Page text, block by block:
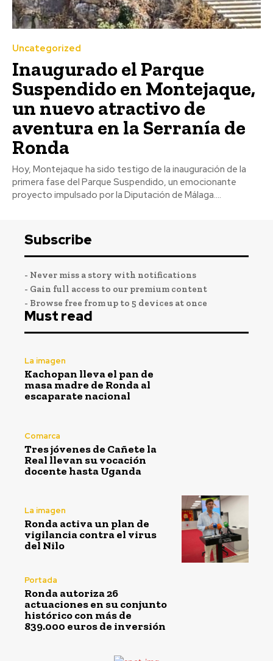
Uncategorized
Inaugurado el Parque
Suspendido en Montejaque,
un nuevo atractivo de
aventura en la Serranía de
Ronda
Hoy, Montejaque ha sido testigo de la inauguración de la
primera fase del Parque Suspendido, un emocionante
proyecto impulsado por la Diputación de Málaga....
Subscribe
- Never miss a story with notifications
- Gain full access to our premium content
- Browse free from up to 5 devices at once
Must read
La imagen
Kachopan lleva el pan de
masa madre de Ronda al
escaparate nacional
Comarca
Tres jóvenes de Cañete la
Real llevan su vocación
docente hasta Uganda
La imagen
Ronda activa un plan de
vigilancia contra el virus
del Nilo
Portada
Ronda autoriza 26
actuaciones en su conjunto
histórico con más de
839.000 euros de inversión